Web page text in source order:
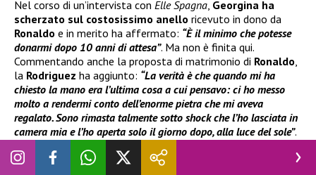
Nel corso di un’intervista con Elle Spagna, Georgina ha
scherzato sul costosissimo anello ricevuto in dono da
Ronaldo e in merito ha affermato: “È il minimo che potesse
donarmi dopo 10 anni di attesa”. Ma non è finita qui.
Commentando anche la proposta di matrimonio di Ronaldo,
la Rodriguez ha aggiunto: “La verità è che quando mi ha
chiesto la mano era l’ultima cosa a cui pensavo: ci ho messo
molto a rendermi conto dell’enorme pietra che mi aveva
regalato. Sono rimasta talmente sotto shock che l’ho lasciata in
camera mia e l’ho aperta solo il giorno dopo, alla luce del sole”.
LEGGI ANCHE :Chi vuol essere milionario, quanto resta in